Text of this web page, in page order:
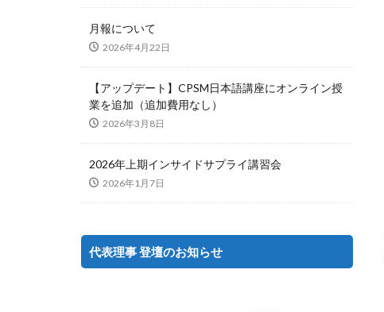
月報について
2026年4月22日
【アップデート】CPSM日本語講座にオンライン授
業を追加（追加費用なし）
2026年3月8日
2026年上期インサイドサプライ講習会
2026年1月7日
代表理事 登壇のお知らせ